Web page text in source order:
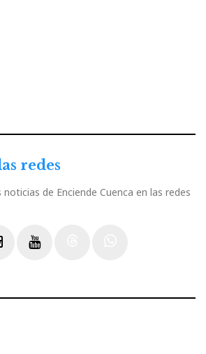
redes
de Enciende Cuenca en las redes